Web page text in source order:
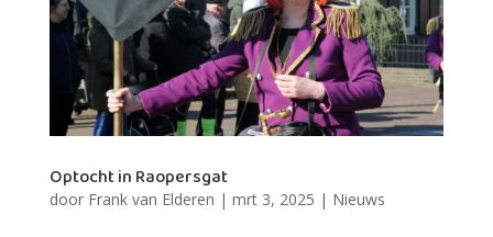
Optocht in Raopersgat
door Frank van Elderen | mrt 3, 2025 | Nieuws